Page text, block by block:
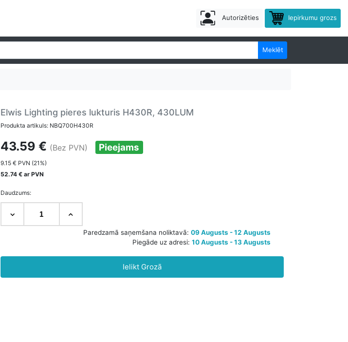
Autorizēties Iepirkumu grozs
Meklēt
Elwis Lighting pieres lukturis H430R, 430LUM
Produkta artikuls: NBQ700H430R
43.59 € (Bez PVN) Pieejams
9.15 € PVN (21%)
52.74 € ar PVN
Daudzums:
Paredzamā saņemšana noliktavā:09 Augusts - 12 Augusts
Ielikt Grozā